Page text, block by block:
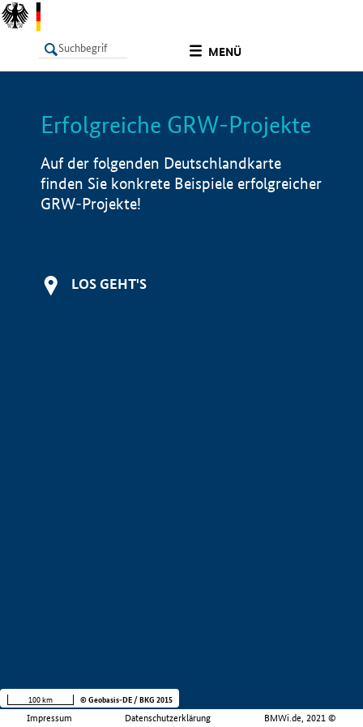
MENÜ
LISTE Info
Erfolgreiche GRW-Projekte
Auf der folgenden Deutschlandkarte
finden Sie konkrete Beispiele erfolgreicher
GRW-Projekte!
LOS GEHT'S
Impressum Datenschutzerklärung BMWi.de, 2021 ©
100 km © Geobasis-DE / BKG 2015